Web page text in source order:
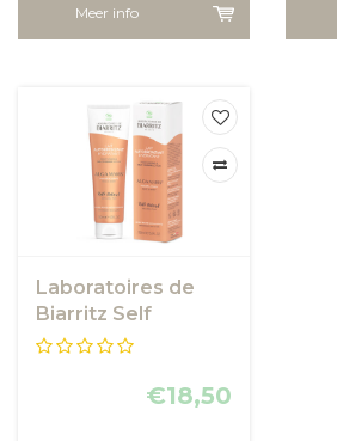
Meer info
Laboratoires de
Biarritz Self
Tanning Lotion
€18,50